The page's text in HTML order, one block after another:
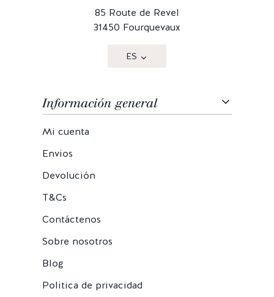
85 Route de Revel
31450 Fourquevaux
ES
Información general
Mi cuenta
Envios
Devolución
T&Cs
Contáctenos
Sobre nosotros
Blog
Politica de privacidad